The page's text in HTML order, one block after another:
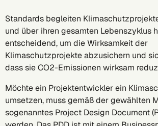
Standards begleiten
und über ihren gesamten Lebenszyklus
entscheidend, um die Wirksamkeit der
Klimaschutzprojekte abzusichern und
dass sie CO2-Emissionen wirksam
Möchte ein Projektentwickler ein
umsetzen, muss gemäß der gewählten
sogenanntes Project Design Document